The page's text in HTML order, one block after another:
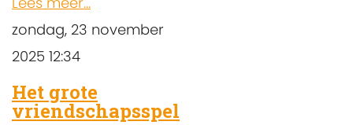
zondag, 23 november
2025 12:34
Het grote
vriendschapsspel